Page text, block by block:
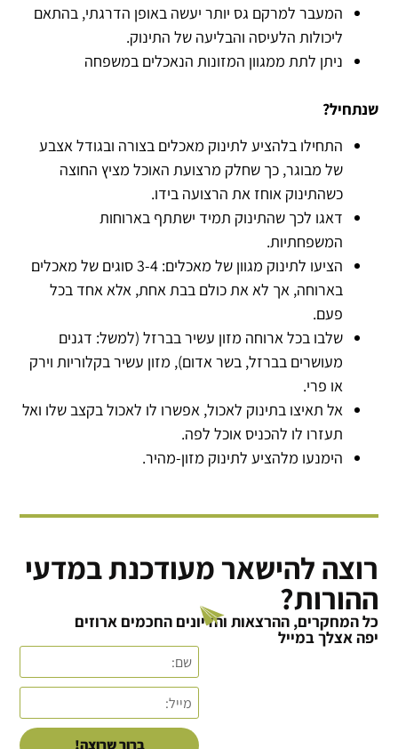
המעבר למרקם גס יותר יעשה באופן הדרגתי, בהתאם
ליכולות הלעיסה והבליעה של התינוק.
ניתן לתת ממגוון המזונות הנאכלים במשפחה
שנתחיל?
התחילו בלהציע לתינוק מאכלים בצורה ובגודל אצבע
של מבוגר, כך שחלק מרצועת האוכל מציץ החוצה
כשהתינוק אוחז את הרצועה בידו.
דאגו לכך שהתינוק תמיד ישתתף בארוחות
המשפחתיות.
הציעו לתינוק מגוון של מאכלים: 3-4 סוגים של מאכלים
בארוחה, אך לא את כולם בבת אחת, אלא אחד בכל
פעם.
שלבו בכל ארוחה מזון עשיר בברזל (למשל: דגנים
מעושרים בברזל, בשר אדום), מזון עשיר בקלוריות וירק
או פרי.
אל תאיצו בתינוק לאכול, אפשרו לו לאכול בקצב שלו ואל
תעזרו לו להכניס אוכל לפה.
הימנעו מלהציע לתינוק מזון-מהיר.
רוצה להישאר מעודכנת במדעי
ההורות?
כל המחקרים, ההרצאות והדיונים החכמים ארוזים
יפה אצלך במייל
ברור שרוצה!